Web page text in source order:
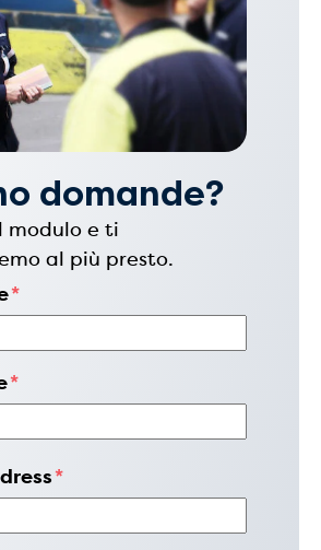
domande?
modulo e ti
al più presto.
*
*
*